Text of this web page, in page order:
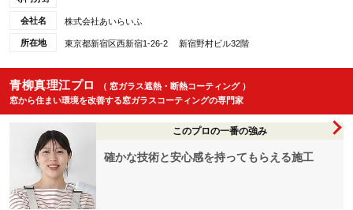
会社名 株式会社あいらいふ
所在地 東京都新宿区西新宿1-26-2 新宿野村ビル32階
青柳真理江プロ
（ 窓ガラス遮熱・断熱コーティング ）
窓から住まい環境を改善する窓ガラスコーティングの専門家
このプロの一番の強み
確かな技術と安心感を持ってもらえる施工